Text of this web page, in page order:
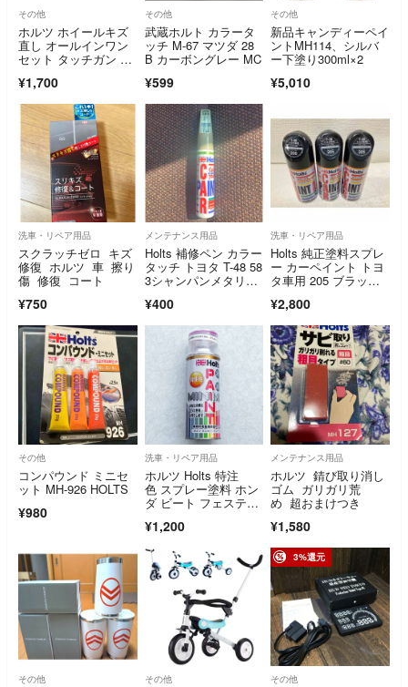
その他
ホルツ ホイールキズ
直し オールインワン
セット タッチガン シ
¥1,700
その他
武蔵ホルト カラータ
ッチ M-67 マツダ 28
B カーボングレー MC
¥599
その他
新品キャンディーペイ
ントMH114、シルバ
ー下塗り300ml×2
¥5,010
洗車・リペア用品
スクラッチゼロ キズ
修復 ホルツ 車 擦り
傷 修復 コート
¥750
メンテナンス用品
Holts 補修ペン カラー
タッチ トヨタ T-48 58
3シャンパンメタリッ
¥400
洗車・リペア用品
Holts 純正塗料スプレ
ー カーペイント トヨ
タ車用 205 ブラック
¥2,800
その他
コンパウンド ミニセ
ット MH-926 HOLTS
¥980
洗車・リペア用品
ホルツ Holts 特注
色 スプレー塗料 ホン
ダ ビート フェスティ
¥1,200
メンテナンス用品
ホルツ 錆び取り消し
ゴム ガリガリ荒
め 超おまけつき
¥1,580
その他 その他
3%還元
その他